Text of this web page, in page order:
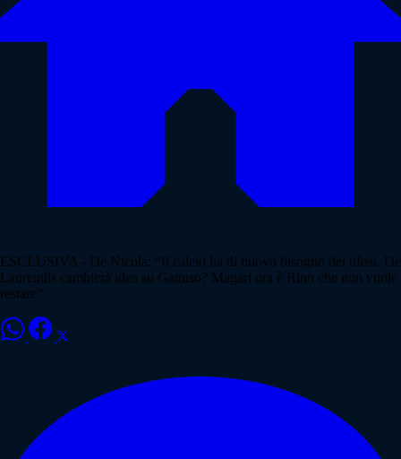
ESCLUSIVA - De Nicola: “Il calcio ha di nuovo bisogno dei tifosi. De
Laurentiis cambierà idea su Gattuso? Magari ora è Rino che non vuole
restare”